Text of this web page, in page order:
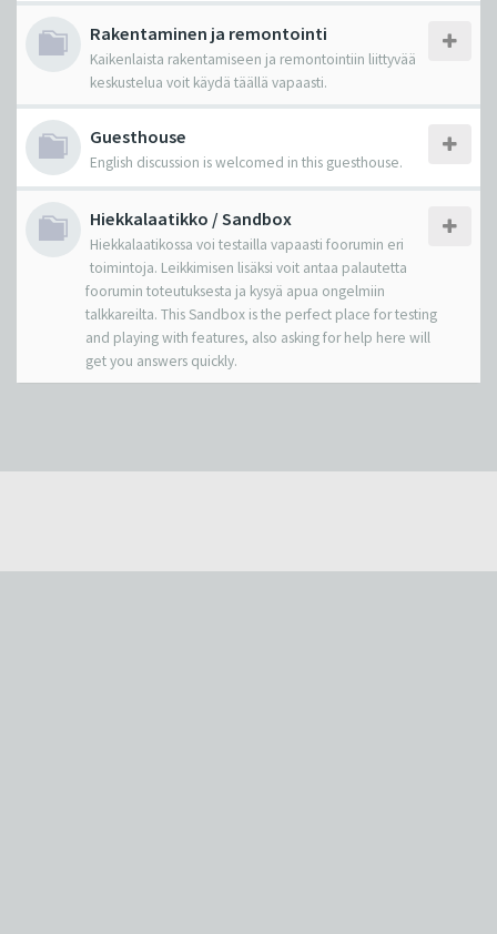
Rakentaminen ja remontointi
Kaikenlaista rakentamiseen ja remontointiin liittyvää
keskustelua voit käydä täällä vapaasti.
Guesthouse
English discussion is welcomed in this guesthouse.
Hiekkalaatikko / Sandbox
Hiekkalaatikossa voi testailla vapaasti foorumin eri
toimintoja. Leikkimisen lisäksi voit antaa palautetta
foorumin toteutuksesta ja kysyä apua ongelmiin
talkkareilta. This Sandbox is the perfect place for testing
and playing with features, also asking for help here will
get you answers quickly.